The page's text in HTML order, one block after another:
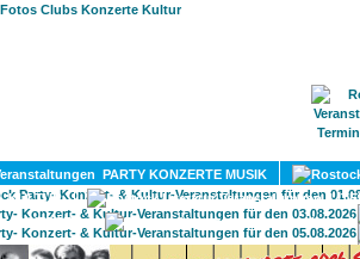
PARTY KONZERTE MUSIK
KULTUR
DIVERSES